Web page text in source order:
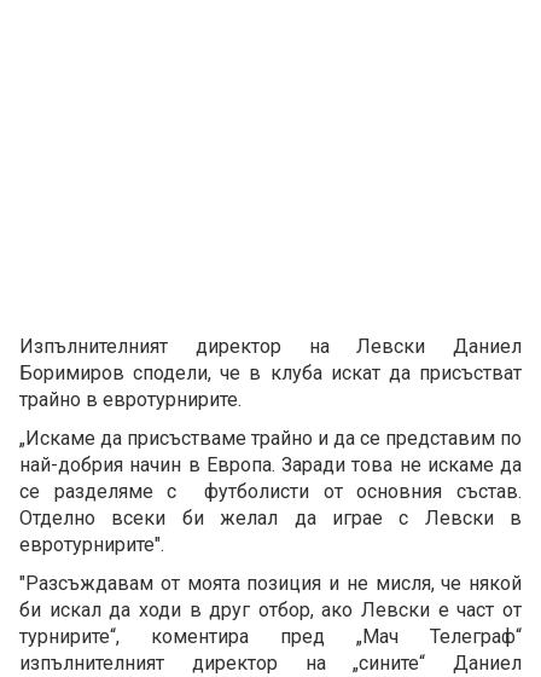
Изпълнителният директор на Левски Даниел
Боримиров сподели, че в клуба искат да присъстват
трайно в евротурнирите.
„Искаме да присъстваме трайно и да се представим по
най-добрия начин в Европа. Заради това не искаме да
се разделяме с футболисти от основния състав.
Отделно всеки би желал да играе с Левски в
евротурнирите".
"Разсъждавам от моята позиция и не мисля, че някой
би искал да ходи в друг отбор, ако Левски е част от
турнирите“, коментира пред „Мач Телеграф“
изпълнителният директор на „сините“ Даниел